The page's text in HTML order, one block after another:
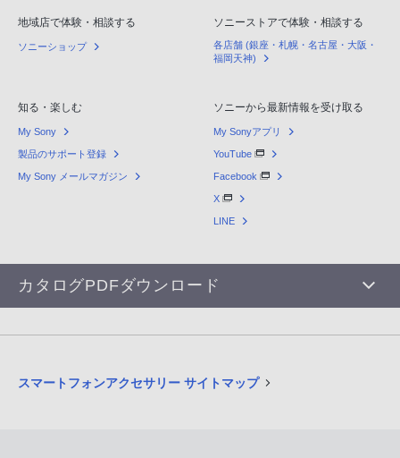
地域店で体験・相談する
ソニーショップ
ソニーストアで体験・相談する
各店舗 (銀座・札幌・名古屋・大阪・
福岡天神)
知る・楽しむ
My Sony
製品のサポート登録
My Sony メールマガジン
ソニーから最新情報を受け取る
My Sonyアプリ
YouTube
Facebook
X
LINE
カタログPDFダウンロード
スマートフォンアクセサリー サイトマップ